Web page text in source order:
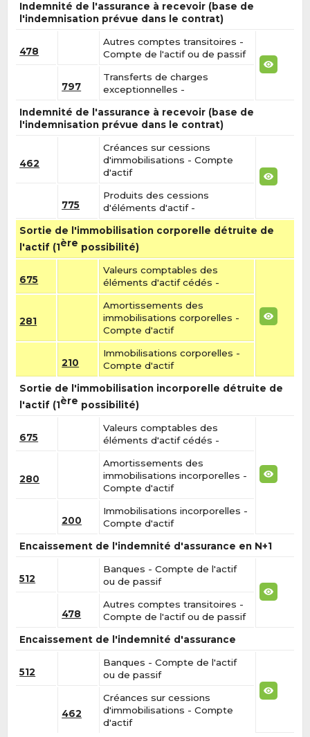
Indemnité de l'assurance à recevoir (base de
l'indemnisation prévue dans le contrat)
478
Autres comptes transitoires -
Compte de l'actif ou de passif
797
Transferts de charges
exceptionnelles -
Indemnité de l'assurance à recevoir (base de
l'indemnisation prévue dans le contrat)
462
Créances sur cessions
d'immobilisations - Compte
d'actif
775
Produits des cessions
d'éléments d'actif -
Sortie de l'immobilisation corporelle détruite de
l'actif (1ère possibilité)
675
Valeurs comptables des
éléments d'actif cédés -
281
Amortissements des
immobilisations corporelles -
Compte d'actif
210
Immobilisations corporelles -
Compte d'actif
Sortie de l'immobilisation incorporelle détruite de
l'actif (1ère possibilité)
675
Valeurs comptables des
éléments d'actif cédés -
280
Amortissements des
immobilisations incorporelles -
Compte d'actif
200
Immobilisations incorporelles -
Compte d'actif
Encaissement de l'indemnité d'assurance en N+1
512
Banques - Compte de l'actif
ou de passif
478
Autres comptes transitoires -
Compte de l'actif ou de passif
Encaissement de l'indemnité d'assurance
512
Banques - Compte de l'actif
ou de passif
462
Créances sur cessions
d'immobilisations - Compte
d'actif